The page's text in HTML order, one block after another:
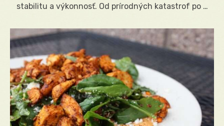
stabilitu a výkonnosť. Od prírodných katastrof po …